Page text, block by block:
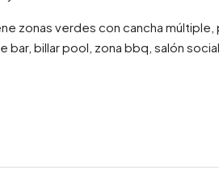
zonas verdes con cancha múltiple,
bar, billar pool, zona bbq, salón